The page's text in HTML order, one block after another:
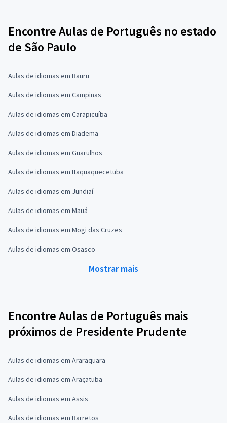
Encontre Aulas de Português no estado
de São Paulo
Aulas de idiomas em Bauru
Aulas de idiomas em Campinas
Aulas de idiomas em Carapicuíba
Aulas de idiomas em Diadema
Aulas de idiomas em Guarulhos
Aulas de idiomas em Itaquaquecetuba
Aulas de idiomas em Jundiaí
Aulas de idiomas em Mauá
Aulas de idiomas em Mogi das Cruzes
Aulas de idiomas em Osasco
Mostrar mais
Encontre Aulas de Português mais
próximos de Presidente Prudente
Aulas de idiomas em Araraquara
Aulas de idiomas em Araçatuba
Aulas de idiomas em Assis
Aulas de idiomas em Barretos